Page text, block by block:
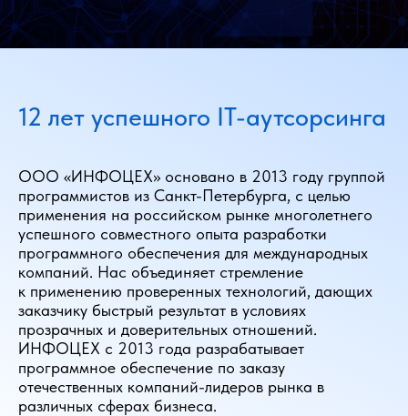
12 лет успешного IT-аутсорсинга
ООО «ИНФОЦЕХ» основано в 2013 году группой
программистов из Санкт-Петербурга, с целью
применения на российском рынке многолетнего
успешного совместного опыта разработки
программного обеспечения для международных
компаний. Нас объединяет стремление
к применению проверенных технологий, дающих
заказчику быстрый результат в условиях
прозрачных и доверительных отношений.
ИНФОЦЕХ с 2013 года разрабатывает
программное обеспечение по заказу
отечественных компаний-лидеров рынка в
различных сферах бизнеса.